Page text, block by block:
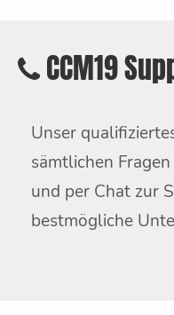
CCM19
Unser
sämtlichen
und per Chat zur
bestmögliche